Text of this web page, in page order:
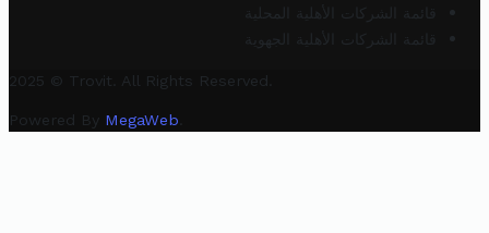
قائمة الشركات الأهلية المحلية
قائمة الشركات الأهلية الجهوية
2025 © Trovit. All Rights Reserved.
Powered By MegaWeb